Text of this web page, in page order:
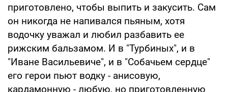
приготовлено, чтобы выпить и закусить. Сам
он никогда не напивался пьяным, хотя
водочку уважал и любил разбавить ее
рижским бальзамом. И в "Турбиных", и в
"Иване Васильевиче", и в "Собачьем сердце"
его герои пьют водку - анисовую,
кардамонную - любую, но приготовленную